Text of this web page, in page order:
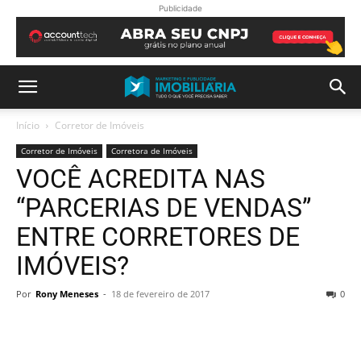
Publicidade
Início Corretor de Imóveis
Corretor de Imóveis Corretora de Imóveis
VOCÊ ACREDITA NAS
“PARCERIAS DE VENDAS”
ENTRE CORRETORES DE
IMÓVEIS?
Por Rony Meneses - 18 de fevereiro de 2017 0